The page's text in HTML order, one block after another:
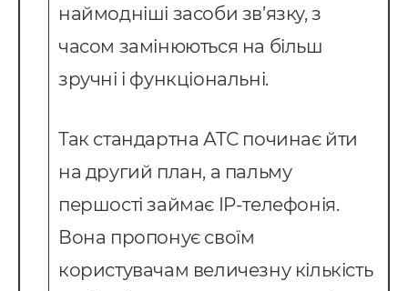
наймодніші засоби зв’язку, з
часом замінюються на більш
зручні і функціональні.
Так стандартна АТС починає йти
на другий план, а пальму
першості займає IP-телефонія.
Вона пропонує своїм
користувачам величезну кількість